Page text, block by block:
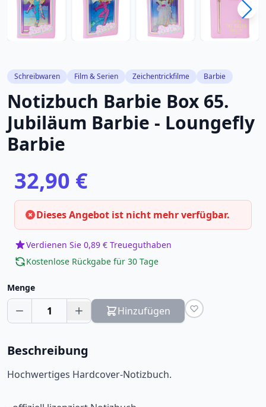
Schreibwaren Film & Serien Zeichentrickfilme Barbie
Notizbuch Barbie Box 65.
Jubiläum Barbie - Loungefly
Barbie
32,90 €
Dieses Angebot ist nicht mehr verfügbar.
Verdienen Sie 0,89 € Treueguthaben
Kostenlose Rückgabe für 30 Tage
Menge
1 Hinzufügen
Beschreibung
Hochwertiges Hardcover-Notizbuch.